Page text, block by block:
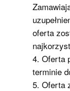
oferta
4. Oferta
terminie
5. Oferta